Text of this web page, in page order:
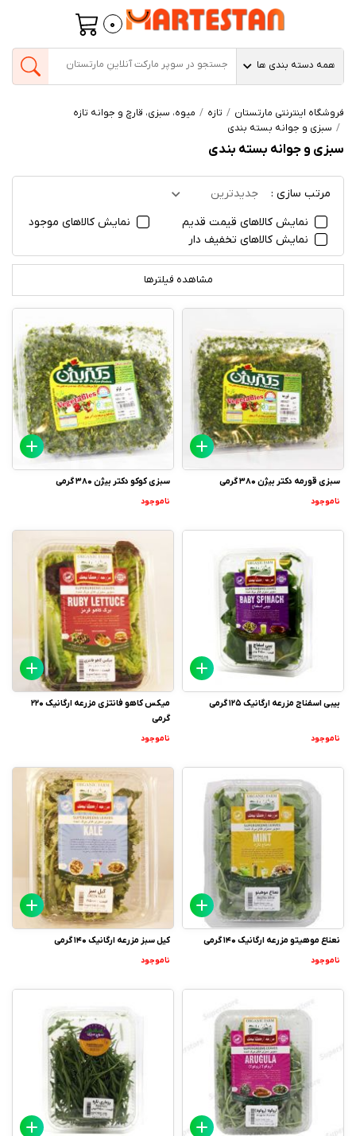
0
همه دسته بندی ها
فروشگاه اینترنتی مارتستان تازه
میوه، سبزی، قارچ و جوانه تازه
سبزی و جوانه بسته بندی
سبزی و جوانه بسته بندی
مرتب سازی :
جدیدترین
نمایش کالاهای قیمت قدیم
نمایش کالاهای موجود
نمایش کالاهای تخفیف دار
مشاهده فیلترها
سبزی قورمه دکتر بیژن 380 گرمی
ناموجود
سبزی کوکو دکتر بیژن 380 گرمی
ناموجود
بیبی اسفناج مزرعه ارگانیک 125 گرمی
ناموجود
میکس کاهو فانتزی مزرعه ارگانیک 220
گرمی
ناموجود
نعناع موهیتو مزرعه ارگانیک 140 گرمی
ناموجود
کیل سبز مزرعه ارگانیک 140 گرمی
ناموجود